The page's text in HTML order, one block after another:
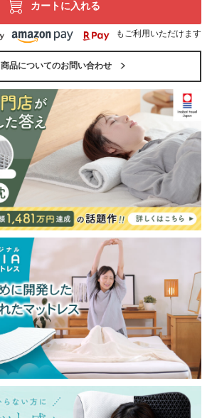
カートに入れる
もご利用いただけます
商品についてのお問い合わせ